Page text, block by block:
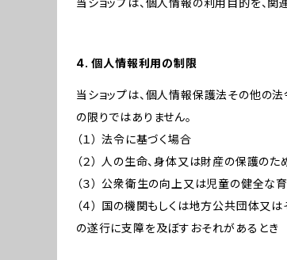
当ショップは、個人情報の利用目的を、
4. 個人情報利用の制限
当ショップは、個人情報保護法その他の
の限りではありません。
（１） 法令に基づく場合
（２） 人の生命、身体又は財産の保護の
（３） 公衆衛生の向上又は児童の健全な
（４） 国の機関もしくは地方公共団体又
の遂行に支障を及ぼすおそれがあるとき